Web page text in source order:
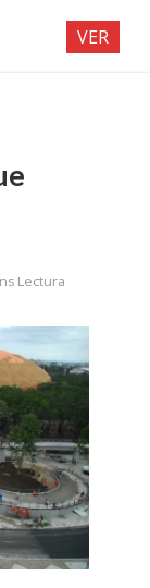
Lectura
VER